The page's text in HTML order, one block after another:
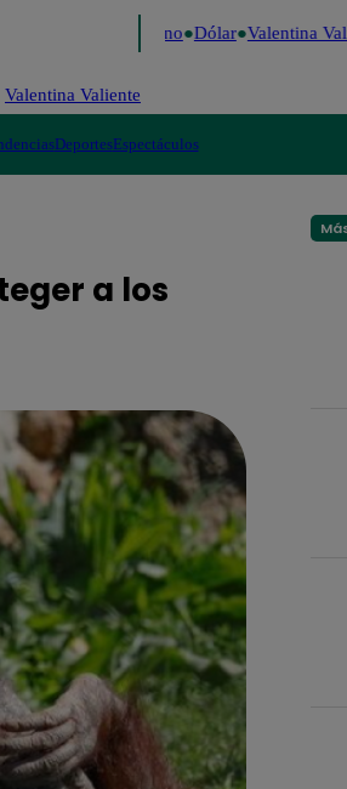
Fútbol peruano Dólar Valentina
Valentina Valiente
DeportesEspectáculos
a los